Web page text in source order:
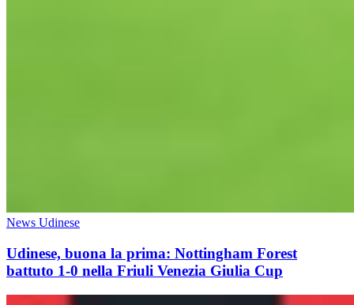
News Udinese
Udinese, buona la prima: Nottingham Forest
battuto 1-0 nella Friuli Venezia Giulia Cup